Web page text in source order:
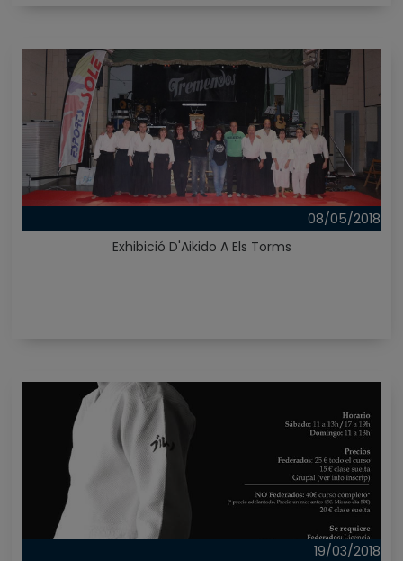
08/05/2018
Exhibició D'Aikido A Els Torms
19/03/2018